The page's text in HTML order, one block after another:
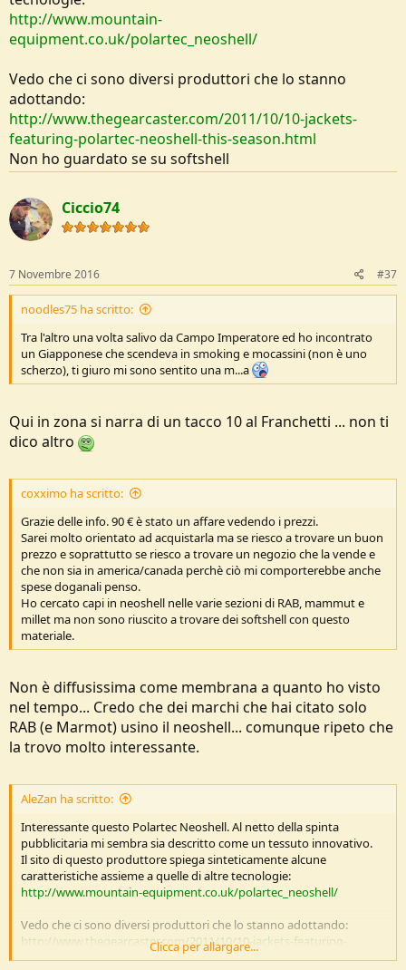
http://www.mountain-
equipment.co.uk/polartec_neoshell/
Vedo che ci sono diversi produttori che lo stanno
adottando:
http://www.thegearcaster.com/2011/10/10-jackets-
featuring-polartec-neoshell-this-season.html
Non ho guardato se su softshell
Ciccio74
7 Novembre 2016 #37
noodles75 ha scritto:
Tra l'altro una volta salivo da Campo Imperatore ed ho incontrato
un Giapponese che scendeva in smoking e mocassini (non è uno
scherzo), ti giuro mi sono sentito una m...a
Qui in zona si narra di un tacco 10 al Franchetti ... non ti
dico altro
coxximo ha scritto:
Grazie delle info. 90 € è stato un affare vedendo i prezzi.
Sarei molto orientato ad acquistarla ma se riesco a trovare un buon
prezzo e soprattutto se riesco a trovare un negozio che la vende e
che non sia in america/canada perchè ciò mi comporterebbe anche
spese doganali penso.
Ho cercato capi in neoshell nelle varie sezioni di RAB, mammut e
millet ma non sono riuscito a trovare dei softshell con questo
materiale.
Non è diffusissima come membrana a quanto ho visto
nel tempo... Credo che dei marchi che hai citato solo
RAB (e Marmot) usino il neoshell... comunque ripeto che
la trovo molto interessante.
AleZan ha scritto:
Interessante questo Polartec Neoshell. Al netto della spinta
pubblicitaria mi sembra sia descritto come un tessuto innovativo.
Il sito di questo produttore spiega sinteticamente alcune
caratteristiche assieme a quelle di altre tecnologie:
http://www.mountain-equipment.co.uk/polartec_neoshell/
Vedo che ci sono diversi produttori che lo stanno adottando:
http://www.thegearcaster.com/2011/10/10-jackets-featuring-
polartec-neoshell-this-season.html
Clicca per allargare...